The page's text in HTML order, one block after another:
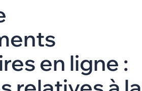
en ligne :